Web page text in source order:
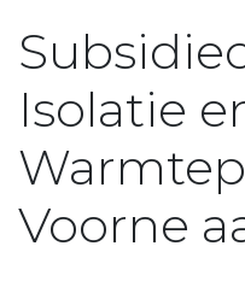
Isolatie
Voorne